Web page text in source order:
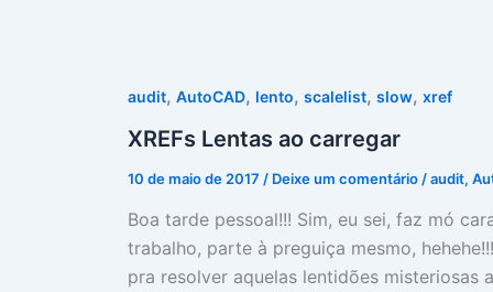
audit, AutoCAD, lento, scalelist, slow, xref
XREFs Lentas ao carregar
10 de maio de 2017 / Deixe um comentário /audit,
Boa tarde pessoal!!! Sim, eu sei, faz mó
trabalho, parte à preguiça mesmo,
pra resolver aquelas lentidões misteriosas